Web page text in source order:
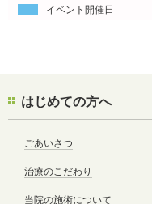
イベント開催日
はじめての方へ
ごあいさつ
治療のこだわり
当院の施術について